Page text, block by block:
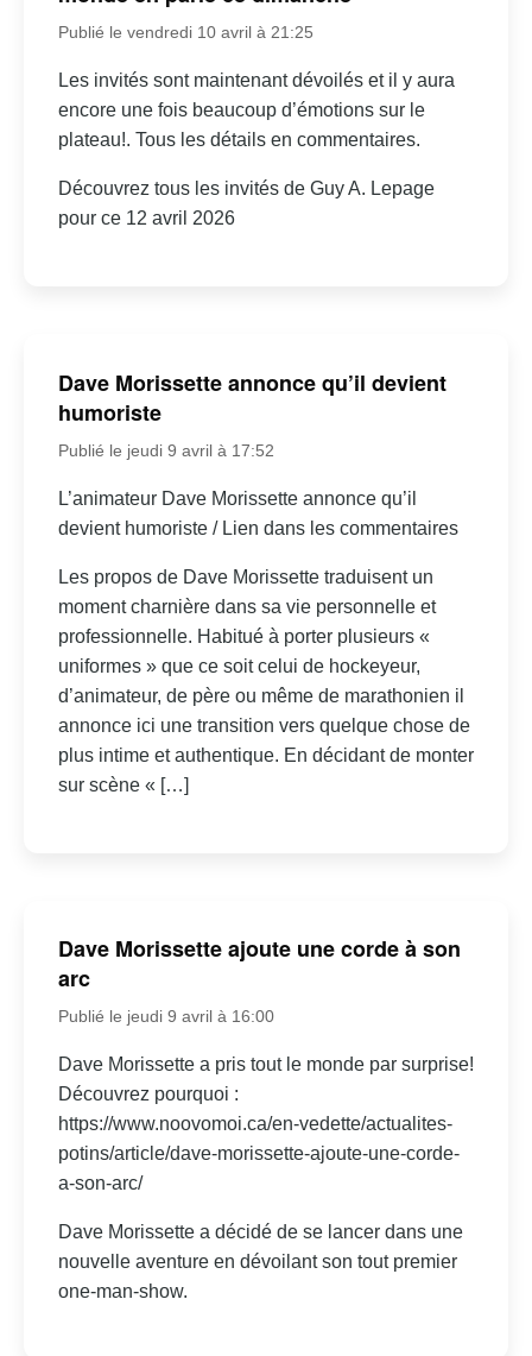
Publié le vendredi 10 avril à 21:25
Les invités sont maintenant dévoilés et il y aura
encore une fois beaucoup d’émotions sur le
plateau!. Tous les détails en commentaires.
Découvrez tous les invités de Guy A. Lepage
pour ce 12 avril 2026
Dave Morissette annonce qu’il devient
humoriste
Publié le jeudi 9 avril à 17:52
L’animateur Dave Morissette annonce qu’il
devient humoriste / Lien dans les commentaires
Les propos de Dave Morissette traduisent un
moment charnière dans sa vie personnelle et
professionnelle. Habitué à porter plusieurs «
uniformes » que ce soit celui de hockeyeur,
d’animateur, de père ou même de marathonien il
annonce ici une transition vers quelque chose de
plus intime et authentique. En décidant de monter
sur scène « […]
Dave Morissette ajoute une corde à son
arc
Publié le jeudi 9 avril à 16:00
Dave Morissette a pris tout le monde par surprise!
Découvrez pourquoi :
https://www.noovomoi.ca/en-vedette/actualites-
potins/article/dave-morissette-ajoute-une-corde-
a-son-arc/
Dave Morissette a décidé de se lancer dans une
nouvelle aventure en dévoilant son tout premier
one-man-show.